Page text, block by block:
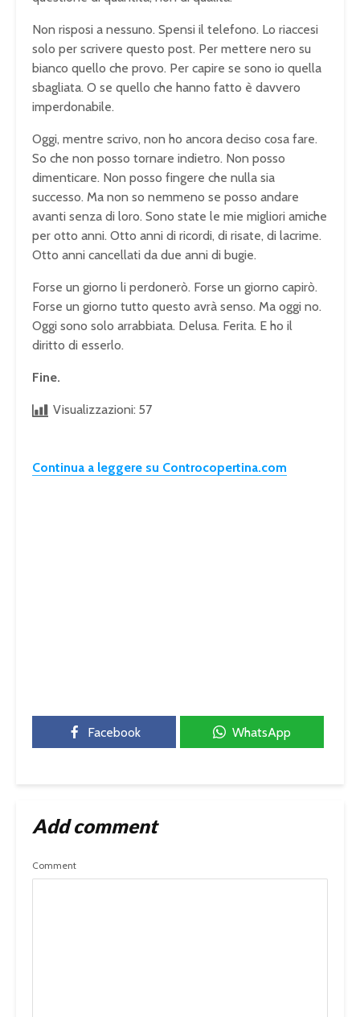
Non risposi a nessuno. Spensi il telefono. Lo riaccesi
solo per scrivere questo post. Per mettere nero su
bianco quello che provo. Per capire se sono io quella
sbagliata. O se quello che hanno fatto è davvero
imperdonabile.
Oggi, mentre scrivo, non ho ancora deciso cosa fare.
So che non posso tornare indietro. Non posso
dimenticare. Non posso fingere che nulla sia
successo. Ma non so nemmeno se posso andare
avanti senza di loro. Sono state le mie migliori amiche
per otto anni. Otto anni di ricordi, di risate, di lacrime.
Otto anni cancellati da due anni di bugie.
Forse un giorno li perdonerò. Forse un giorno capirò.
Forse un giorno tutto questo avrà senso. Ma oggi no.
Oggi sono solo arrabbiata. Delusa. Ferita. E ho il
diritto di esserlo.
Fine.
Visualizzazioni: 57
Continua a leggere su Controcopertina.com
Facebook WhatsApp
Add comment
Comment